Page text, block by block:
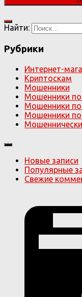
Найти:
Рубрики
Интернет-
Криптоскам
Мошенники
Мошенники
Мошенники
Мошенники по
Новые записи
Популярные
Свежие